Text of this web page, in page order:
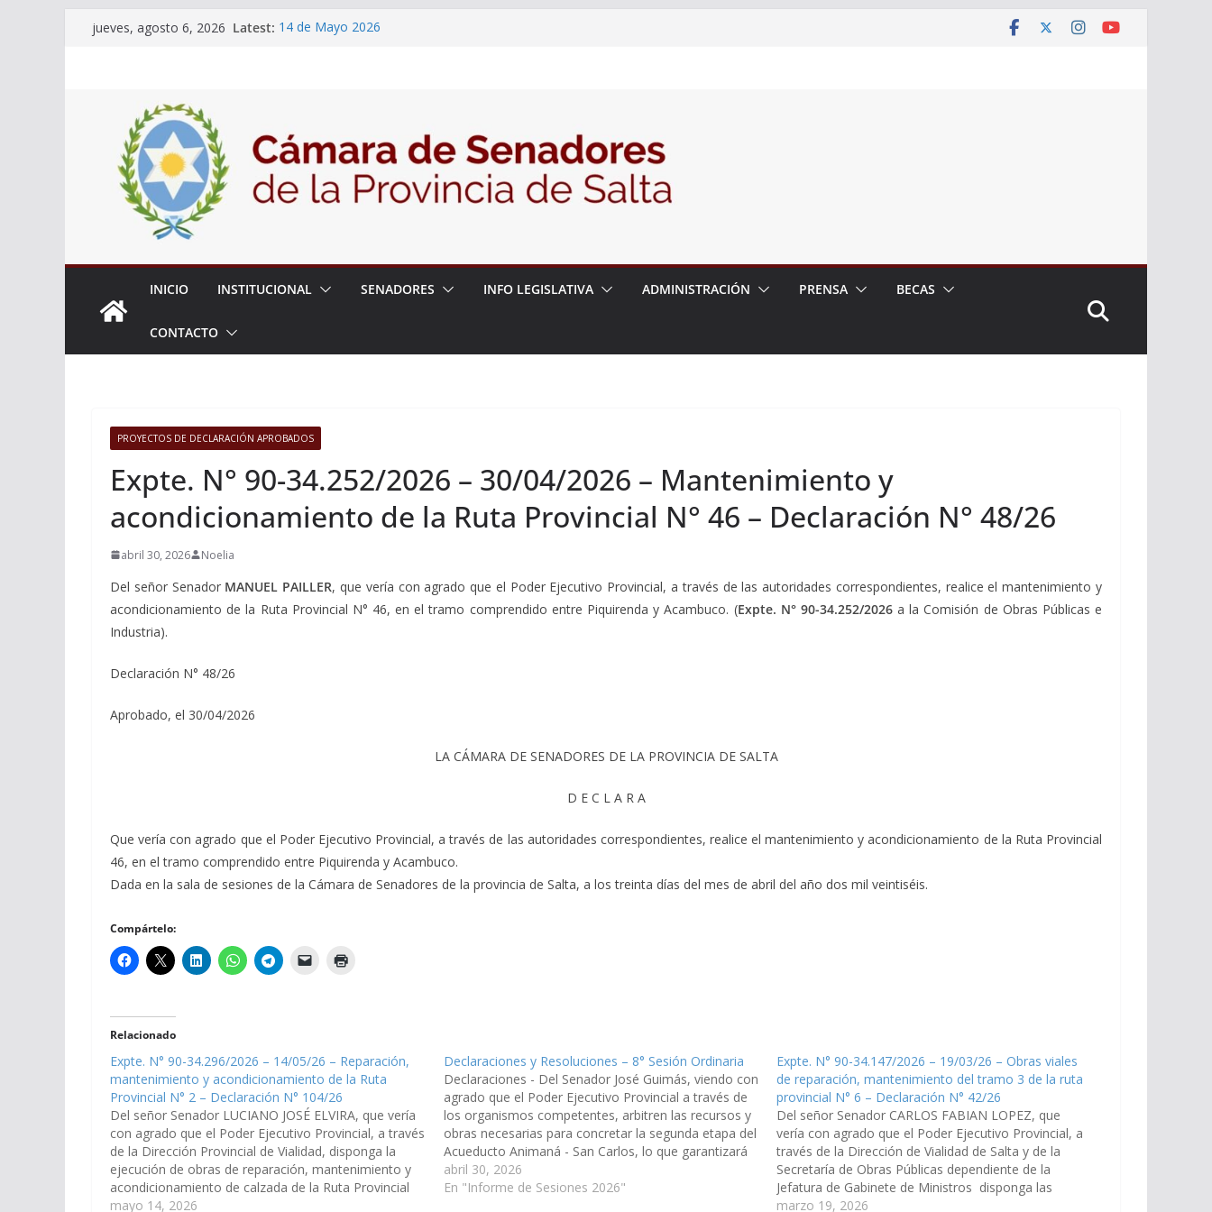
jueves, agosto 6, 2026 Latest: 14 de Mayo 2026
Adjudicacion Simple N° 27/26
INICIO INSTITUCIONAL SENADORES INFO LEGISLATIVA ADMINISTRACIÓN PRENSA BECAS
CONTACTO
PROYECTOS DE DECLARACIÓN APROBADOS
Expte. N° 90-34.252/2026 – 30/04/2026 – Mantenimiento y
acondicionamiento de la Ruta Provincial N° 46 – Declaración N° 48/26
abril 30, 2026 Noelia
Del señor Senador MANUEL PAILLER, que vería con agrado que el Poder Ejecutivo Provincial, a través de las autoridades correspondientes, realice el mantenimiento y
acondicionamiento de la Ruta Provincial N° 46, en el tramo comprendido entre Piquirenda y Acambuco. (Expte. N° 90-34.252/2026a la Comisión de Obras Públicas e
Industria).
Declaración N° 48/26
Aprobado, el 30/04/2026
LA CÁMARA DE SENADORES DE LA PROVINCIA DE SALTA
D E C L A R A
Que vería con agrado que el Poder Ejecutivo Provincial, a través de las autoridades correspondientes, realice el mantenimiento y acondicionamiento de la Ruta Provincial
46, en el tramo comprendido entre Piquirenda y Acambuco.
Dada en la sala de sesiones de la Cámara de Senadores de la provincia de Salta, a los treinta días del mes de abril del año dos mil veintiséis.
Compártelo:
Relacionado
Expte. N° 90-34.296/2026 – 14/05/26 – Reparación,
mantenimiento y acondicionamiento de la Ruta
Provincial N° 2 – Declaración N° 104/26
Del señor Senador LUCIANO JOSÉ ELVIRA, que vería
con agrado que el Poder Ejecutivo Provincial, a través
de la Dirección Provincial de Vialidad, disponga la
ejecución de obras de reparación, mantenimiento y
acondicionamiento de calzada de la Ruta Provincial
N° 2, en el tramo comprendido entre las localidades
mayo 14, 2026
Declaraciones y Resoluciones – 8° Sesión Ordinaria
Declaraciones - Del Senador José Guimás, viendo con
agrado que el Poder Ejecutivo Provincial a través de
los organismos competentes, arbitren las recursos y
obras necesarias para concretar la segunda etapa del
Acueducto Animaná - San Carlos, lo que garantizará
la provisión de agua potable a más de diez mil…
abril 30, 2026
En "Informe de Sesiones 2026"
Expte. N° 90-34.147/2026 – 19/03/26 – Obras viales
de reparación, mantenimiento del tramo 3 de la ruta
provincial N° 6 – Declaración N° 42/26
Del señor Senador CARLOS FABIAN LOPEZ, que
vería con agrado que el Poder Ejecutivo Provincial, a
través de la Dirección de Vialidad de Salta y de la
Secretaría de Obras Públicas dependiente de la
Jefatura de Gabinete de Ministros disponga las
medidas y recursos necesarios para las obras viales
marzo 19, 2026